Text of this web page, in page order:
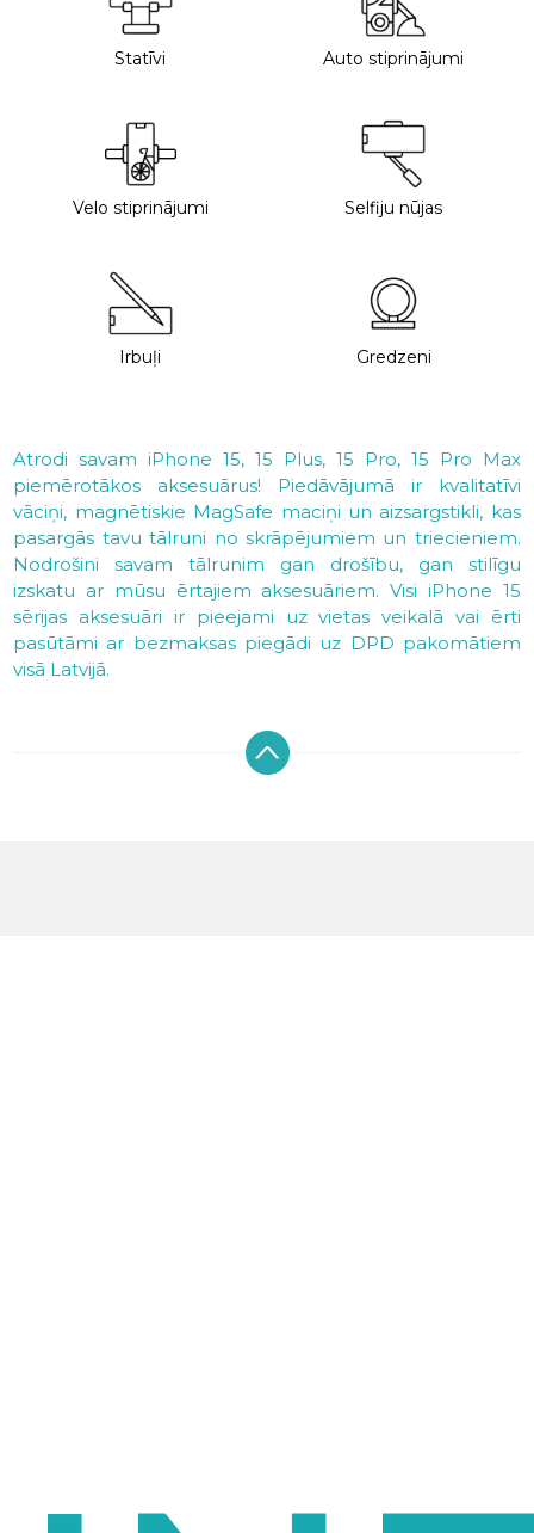
Statīvi Auto stiprinājumi
Velo stiprinājumi Selfiju nūjas
Irbuļi Gredzeni
Atrodi savam iPhone 15, 15 Plus, 15 Pro, 15 Pro Max
piemērotākos aksesuārus! Piedāvājumā ir kvalitatīvi
vāciņi, magnētiskie MagSafe maciņi un aizsargstikli, kas
pasargās tavu tālruni no skrāpējumiem un triecieniem.
Nodrošini savam tālrunim gan drošību, gan stilīgu
izskatu ar mūsu ērtajiem aksesuāriem. Visi iPhone 15
sērijas aksesuāri ir pieejami uz vietas veikalā vai ērti
pasūtāmi ar bezmaksas piegādi uz DPD pakomātiem
visā Latvijā.